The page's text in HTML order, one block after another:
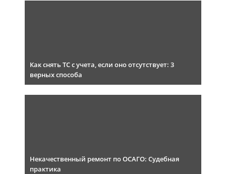
Как снять ТС с учета, если оно отсутствует: 3
верных способа
Некачественный ремонт по ОСАГО: Судебная
практика